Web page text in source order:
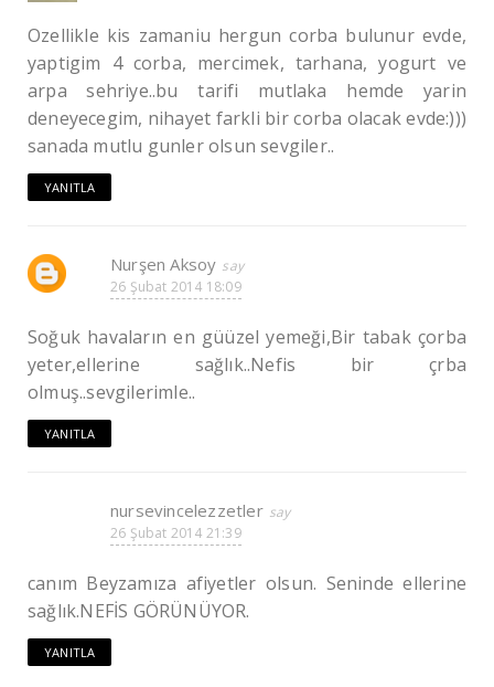
Ozellikle kis zamaniu hergun corba bulunur evde,
yaptigim 4 corba, mercimek, tarhana, yogurt ve
arpa sehriye..bu tarifi mutlaka hemde yarin
deneyecegim, nihayet farkli bir corba olacak evde:)))
sanada mutlu gunler olsun sevgiler..
YANITLA
Nurşen Aksoy
26 Şubat 2014 18:09
Soğuk havaların en güüzel yemeği,Bir tabak çorba
yeter,ellerine sağlık..Nefis bir çrba
olmuş..sevgilerimle..
YANITLA
nursevincelezzetler
26 Şubat 2014 21:39
canım Beyzamıza afiyetler olsun. Seninde ellerine
sağlık.NEFİS GÖRÜNÜYOR.
YANITLA